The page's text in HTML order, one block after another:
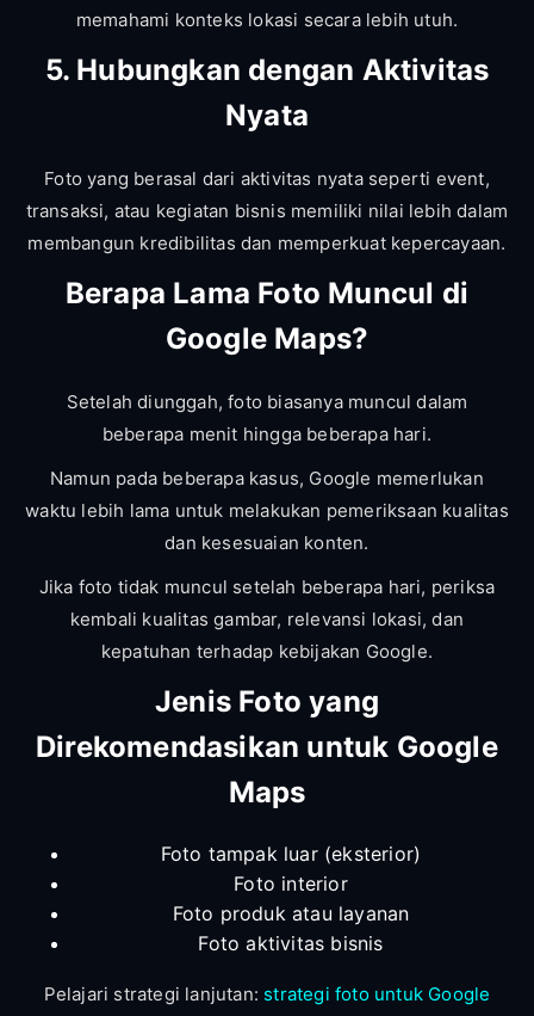
memahami konteks lokasi secara lebih utuh.
5. Hubungkan dengan Aktivitas
Nyata
Foto yang berasal dari aktivitas nyata seperti event,
transaksi, atau kegiatan bisnis memiliki nilai lebih dalam
membangun kredibilitas dan memperkuat kepercayaan.
Berapa Lama Foto Muncul di
Google Maps?
Setelah diunggah, foto biasanya muncul dalam
beberapa menit hingga beberapa hari.
Namun pada beberapa kasus, Google memerlukan
waktu lebih lama untuk melakukan pemeriksaan kualitas
dan kesesuaian konten.
Jika foto tidak muncul setelah beberapa hari, periksa
kembali kualitas gambar, relevansi lokasi, dan
kepatuhan terhadap kebijakan Google.
Jenis Foto yang
Direkomendasikan untuk Google
Maps
Foto tampak luar (eksterior)
Foto interior
Foto produk atau layanan
Foto aktivitas bisnis
Pelajari strategi lanjutan: strategi foto untuk Google